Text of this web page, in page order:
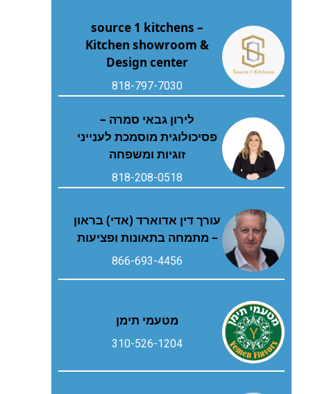
source 1 kitchens –
Kitchen showroom &
Design center
818-797-7030
לירון גבאי סמרה –
פסיכולוגית מוסמכת לענייני
זוגיות ומשפחה
818-208-0518
עורך דין אדוארד (אדי) בראון
– מתמחה בתאונות ופציעות
866-693-4456
מטעמי תימן
310-526-1204